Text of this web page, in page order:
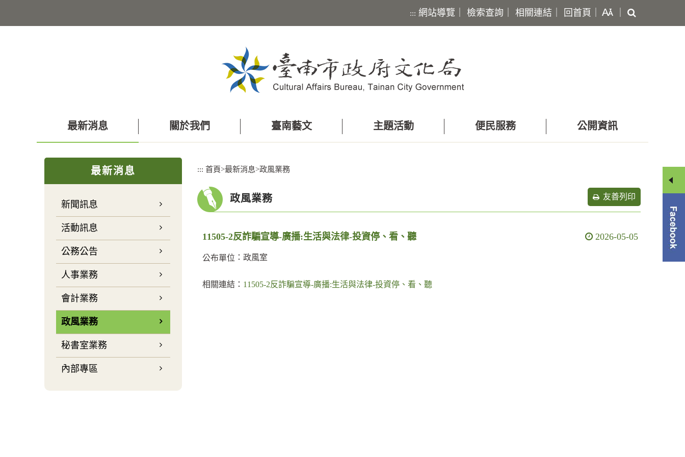
主
::: 網站導覽 檢索查詢 相關連結 回首頁
尋
最新消息 關於我們 臺南藝文 主題活動 便民服務 公開資訊
:::
最新消息
新聞訊息
活動訊息
公務公告
人事業務
會計業務
政風業務
秘書室業務
內部專區
::: 首頁>最新消息>政風業務
政風業務 友善列印
11505-2反詐騙宣導-廣播:生活與法律-投資停、看、聽 2026-05-05
公布單位 ：政風室
相關連結： 11505-2反詐騙宣導-廣播:生活與法律-投資停、看、聽
享
選
單